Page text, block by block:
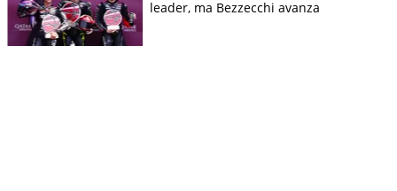
leader, ma Bezzecchi avanza